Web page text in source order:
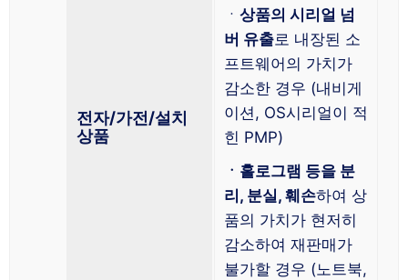
전자/가전/설치
상품
ㆍ 상품의 시리얼 넘
버 유출로 내장된 소
프트웨어의 가치가
감소한 경우 (내비게
이션, OS시리얼이 적
힌 PMP)
ㆍ홀로그램 등을 분
리, 분실, 훼손하여 상
품의 가치가 현저히
감소하여 재판매가
불가할 경우 (노트북,